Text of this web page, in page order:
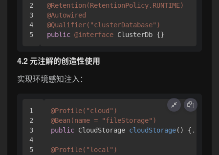
2
3
4
@Retention(RetentionPolicy.RUNTIME)
@Autowired
@Qualifier("clusterDatabase")
public @interface
4.2 元注解的创造性使用
实现环境感知注入：
1
2
3
4
5
@Profile("cloud")
@Bean(name = "fileStorage")
public CloudStorage cloudStorage() {...}
@Profile("local")